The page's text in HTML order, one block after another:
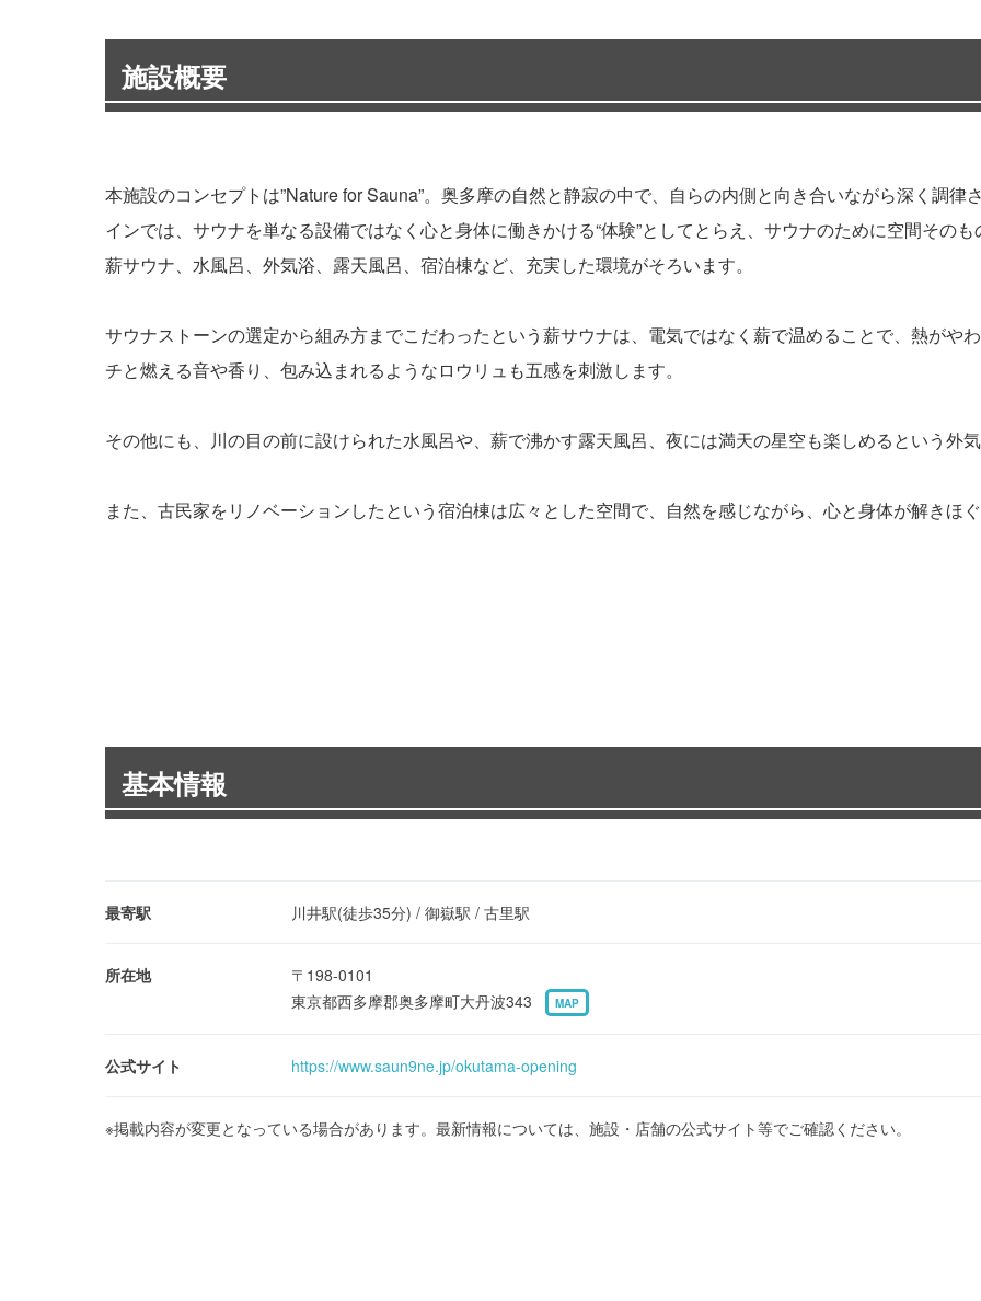
施設概要
本施設のコンセプトは”Nature for Sauna”。奥多摩の自然と静寂の中で、自らの内側と向き合いながら深く調
インでは、サウナを単なる設備ではなく心と身体に働きかける“体験”としてとらえ、サウナのために空間その
薪サウナ、水風呂、外気浴、露天風呂、宿泊棟など、充実した環境がそろいます。
サウナストーンの選定から組み方までこだわったという薪サウナは、電気ではなく薪で温めることで、熱がや
チと燃える音や香り、包み込まれるようなロウリュも五感を刺激します。
その他にも、川の目の前に設けられた水風呂や、薪で沸かす露天風呂、夜には満天の星空も楽しめるという外
また、古民家をリノベーションしたという宿泊棟は広々とした空間で、自然を感じながら、心と身体が解きほ
基本情報
最寄駅 川井駅(徒歩35分) / 御嶽駅 / 古里駅
所在地
〒198-0101
東京都西多摩郡奥多摩町大丹波343
MAP
公式サイト https://www.saun9ne.jp/okutama-opening
※掲載内容が変更となっている場合があります。最新情報については、施設・店舗の公式サイト等でご確認ください。